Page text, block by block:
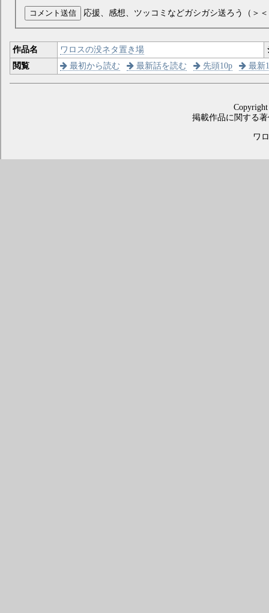
コメント送信 応援、感想、ツッコミなどガシガシ送ろう（＞
作品名 ワロスの没ネタ置き場
閲覧
最初から読む 最新話を読む 先頭10p 最新
掲載作品に関する
ワ